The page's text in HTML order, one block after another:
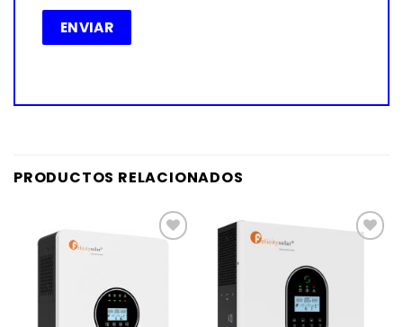
PRODUCTOS RELACIONADOS